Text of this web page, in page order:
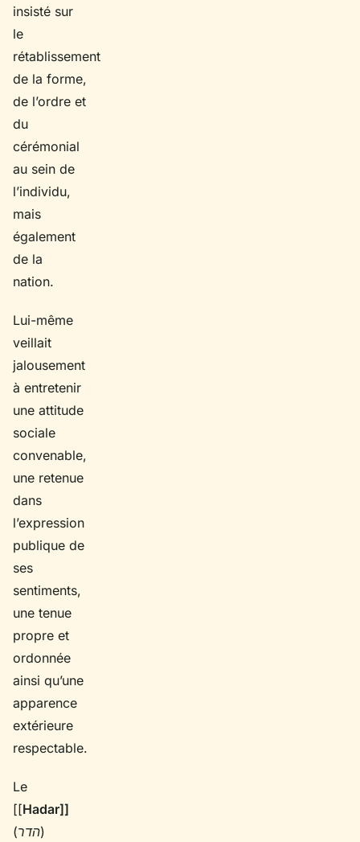
insisté sur
le
rétablissement
de la forme,
de l’ordre et
du
cérémonial
au sein de
l’individu,
mais
également
de la
nation.
Lui-même
veillait
jalousement
à entretenir
une attitude
sociale
convenable,
une retenue
dans
l’expression
publique de
ses
sentiments,
une tenue
propre et
ordonnée
ainsi qu’une
apparence
extérieure
respectable.
Le
[[Hadar]]
(הדר)